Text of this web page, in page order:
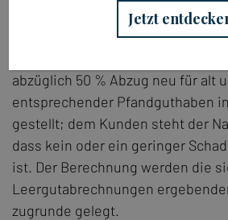
Nicht fristgerecht
beschädigtes Leergut wird zu
abzüglich 50 % Abzug neu für alt
entsprechender Pfandguthaben
gestellt; dem Kunden steht der
dass kein oder ein geringer
ist. Der Berechnung werden die
Leergutabrechnungen
zugrunde gelegt.
Jetzt